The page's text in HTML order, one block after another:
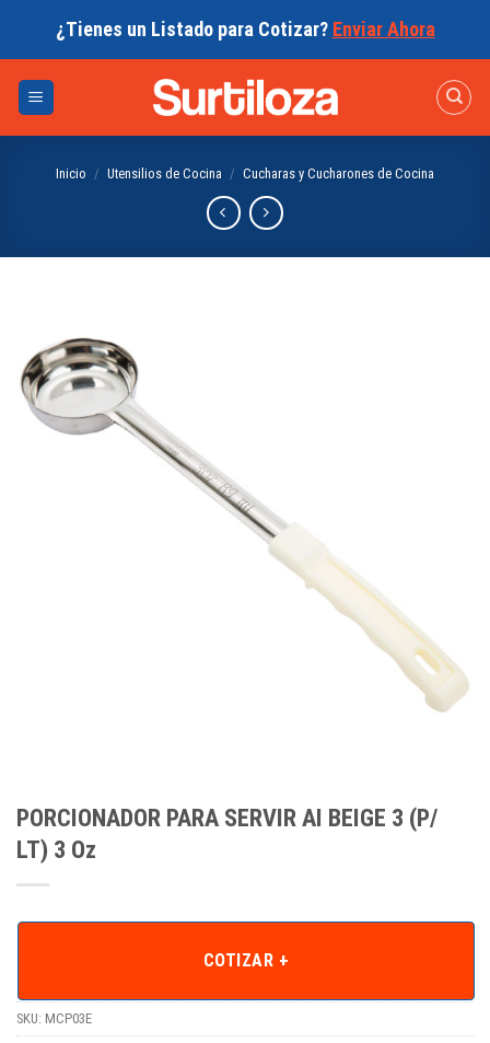
¿Tienes un Listado para Cotizar? Enviar Ahora
Inicio / Utensilios de Cocina / Cucharas y Cucharones de Cocina
PORCIONADOR PARA SERVIR AI BEIGE 3 (P/
LT) 3 Oz
COTIZAR +
SKU: MCP03E